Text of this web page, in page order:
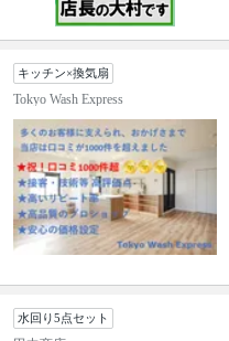
キッチン×換気扇
Tokyo Wash Express
水回り5点セット